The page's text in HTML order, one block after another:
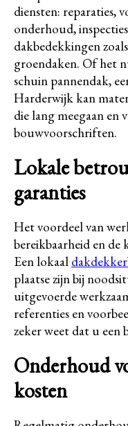
diensten: reparaties,
onderhoud,
dakbedekkingen
groendaken. Of het
schuin pannendak,
Harderwijk kan
die lang meegaan en
bouwvoorschriften.
Lokale
garanties
Het voordeel van
bereikbaarheid en de
Een lokaal
plaatse zijn bij
uitgevoerde
referenties en
zeker weet dat u een
Onderhoud
kosten